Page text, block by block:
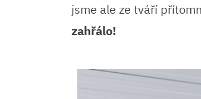
jsme ale ze tváří
zahřálo!